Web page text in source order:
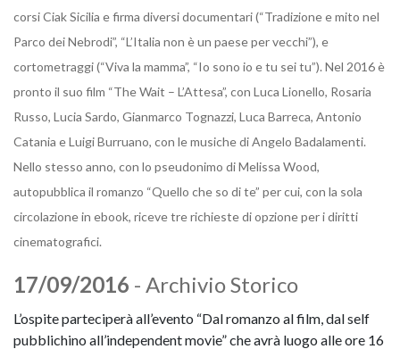
corsi Ciak Sicilia e firma diversi documentari (“Tradizione e mito nel
Parco dei Nebrodi”, “L’Italia non è un paese per vecchi”), e
cortometraggi (“Viva la mamma”, “Io sono io e tu sei tu”). Nel 2016 è
pronto il suo film “The Wait – L’Attesa”, con Luca Lionello, Rosaria
Russo, Lucia Sardo, Gianmarco Tognazzi, Luca Barreca, Antonio
Catania e Luigi Burruano, con le musiche di Angelo Badalamenti.
Nello stesso anno, con lo pseudonimo di Melissa Wood,
autopubblica il romanzo “Quello che so di te” per cui, con la sola
circolazione in ebook, riceve tre richieste di opzione per i diritti
cinematografici.
17/09/2016 - Archivio Storico
L’ospite parteciperà all’evento “Dal romanzo al film, dal self
pubblichino all’independent movie” che avrà luogo alle ore 16